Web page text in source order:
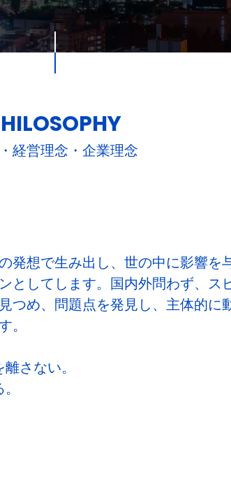
経営理念・企業理念
発想で生み出し、世の中に影響を
してします。国内外問わず、ス
つめ、問題点を発見し、主体的に
。
さない。